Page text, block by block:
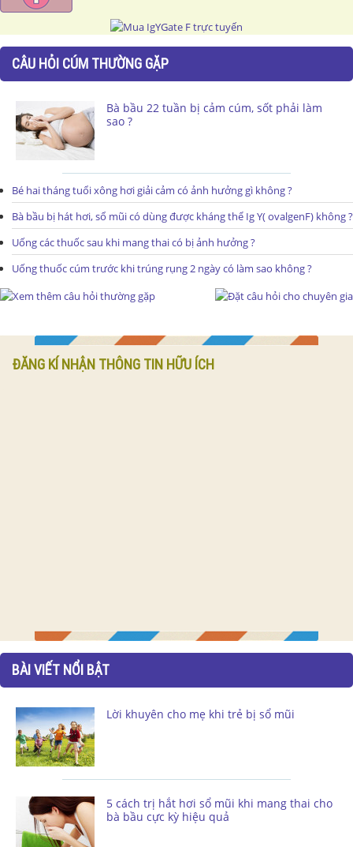
CÂU HỎI CÚM THƯỜNG GẶP
Bà bầu 22 tuần bị cảm cúm, sốt phải làm
sao ?
Bé hai tháng tuổi xông hơi giải cảm có ảnh hưởng gì không ?
Bà bầu bị hát hơi, sổ mũi có dùng được kháng thể Ig Y( ovalgenF) không ?
Uống các thuốc sau khi mang thai có bị ảnh hưởng ?
Uống thuốc cúm trước khi trúng rụng 2 ngày có làm sao không ?
ĐĂNG KÍ NHẬN THÔNG TIN HỮU ÍCH
BÀI VIẾT NỔI BẬT
Lời khuyên cho mẹ khi trẻ bị sổ mũi
5 cách trị hắt hơi sổ mũi khi mang thai cho
bà bầu cực kỳ hiệu quả